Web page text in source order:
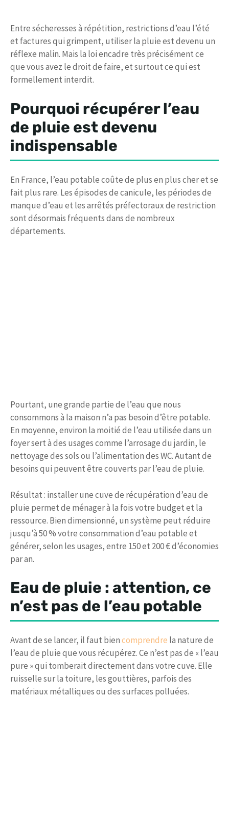
Entre sécheresses à répétition, restrictions d’eau l’été
et factures qui grimpent, utiliser la pluie est devenu un
réflexe malin. Mais la loi encadre très précisément ce
que vous avez le droit de faire, et surtout ce qui est
formellement interdit.
Pourquoi récupérer l’eau
de pluie est devenu
indispensable
En France, l’eau potable coûte de plus en plus cher et se
fait plus rare. Les épisodes de canicule, les périodes de
manque d’eau et les arrêtés préfectoraux de restriction
sont désormais fréquents dans de nombreux
départements.
Pourtant, une grande partie de l’eau que nous
consommons à la maison n’a pas besoin d’être potable.
En moyenne, environ la moitié de l’eau utilisée dans un
foyer sert à des usages comme l’arrosage du jardin, le
nettoyage des sols ou l’alimentation des WC. Autant de
besoins qui peuvent être couverts par l’eau de pluie.
Résultat : installer une cuve de récupération d’eau de
pluie permet de ménager à la fois votre budget et la
ressource. Bien dimensionné, un système peut réduire
jusqu’à 50 % votre consommation d’eau potable et
générer, selon les usages, entre 150 et 200 € d’économies
par an.
Eau de pluie : attention, ce
n’est pas de l’eau potable
Avant de se lancer, il faut biencomprendre la nature de
l’eau de pluie que vous récupérez. Ce n’est pas de « l’eau
pure » qui tomberait directement dans votre cuve. Elle
ruisselle sur la toiture, les gouttières, parfois des
matériaux métalliques ou des surfaces polluées.